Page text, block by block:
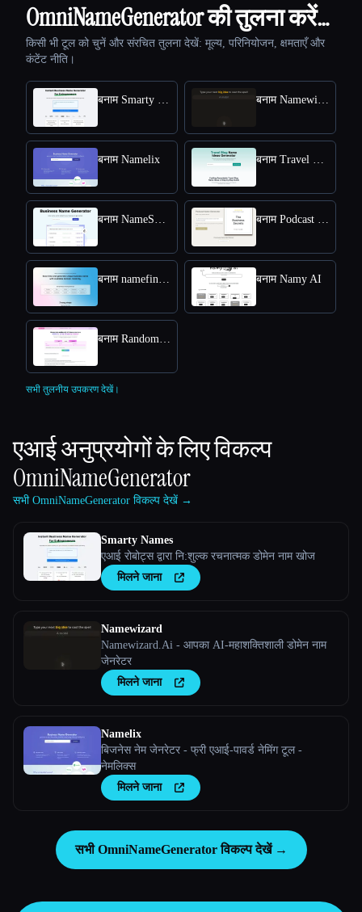
OmniNameGenerator की तुलना करें…
किसी भी टूल को चुनें और संरचित तुलना देखें: मूल्य, परिनियोजन, क्षमताएँ और
कंटेंट नीति।
बनाम Smarty Names बनाम Namewizard
बनाम Namelix बनाम Travel Blog Name Ideas Generator
बनाम NameSnack बनाम Podcast Name Generator by Podcast Rocket
बनाम namefinder AI बनाम Namy AI
बनाम RandomX AI
सभी तुलनीय उपकरण देखें।
एआई अनुप्रयोगों के लिए विकल्प
OmniNameGenerator
सभी OmniNameGenerator विकल्प देखें →
Smarty Names
एआई रोबोट्स द्वारा नि:शुल्क रचनात्मक डोमेन नाम खोज
मिलने जाना
Namewizard
Namewizard.Ai - आपका AI-महाशक्तिशाली डोमेन नाम
जेनरेटर
मिलने जाना
Namelix
बिजनेस नेम जेनरेटर - फ्री एआई-पावर्ड नेमिंग टूल -
नेमलिक्स
मिलने जाना
सभी OmniNameGenerator विकल्प देखें →